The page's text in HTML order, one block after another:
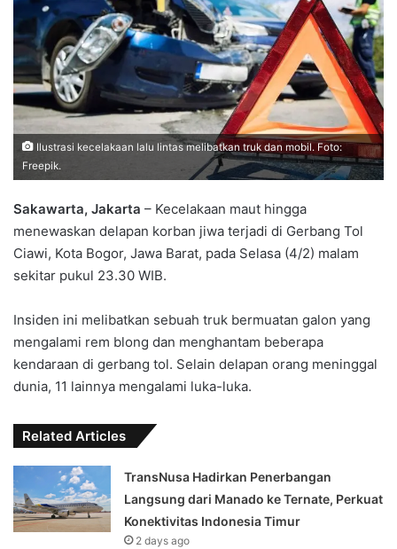
Ilustrasi kecelakaan lalu lintas melibatkan truk dan mobil. Foto:
Freepik.
Sakawarta, Jakarta – Kecelakaan maut hingga
menewaskan delapan korban jiwa terjadi di Gerbang Tol
Ciawi, Kota Bogor, Jawa Barat, pada Selasa (4/2) malam
sekitar pukul 23.30 WIB.
Insiden ini melibatkan sebuah truk bermuatan galon yang
mengalami rem blong dan menghantam beberapa
kendaraan di gerbang tol. Selain delapan orang meninggal
dunia, 11 lainnya mengalami luka-luka.
Related Articles
TransNusa Hadirkan Penerbangan
Langsung dari Manado ke Ternate, Perkuat
Konektivitas Indonesia Timur
2 days ago